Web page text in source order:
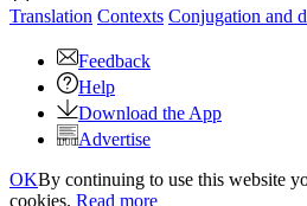
Translation Contexts Conjugation and
Feedback
Help
Download the App
Advertise
OKBy continuing to use this website
cookies. Read more